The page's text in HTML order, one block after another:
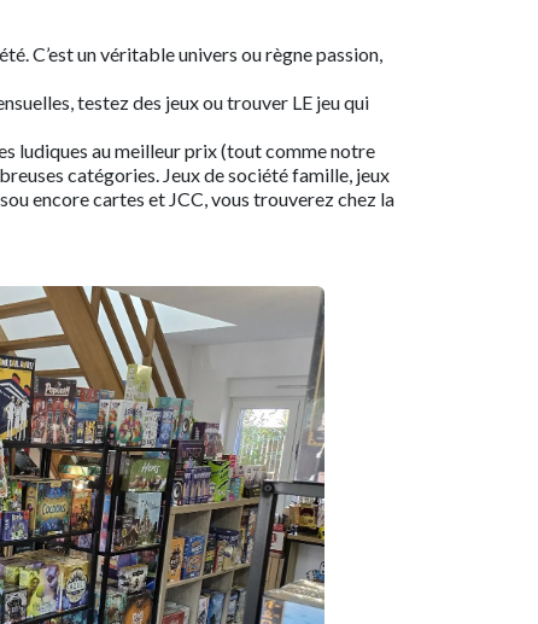
C’est un véritable univers ou règne passion,
testez des jeux ou trouver LE jeu qui
ludiques au meilleur prix (tout comme notre
catégories. Jeux de société famille, jeux
encore cartes et JCC, vous trouverez chez la